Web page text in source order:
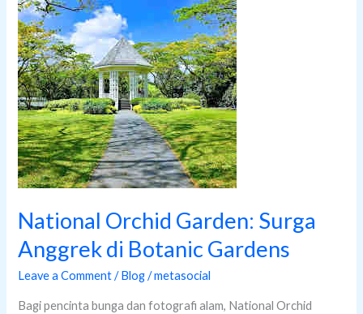
National Orchid Garden: Surga
Anggrek di Botanic Gardens
Leave a Comment / Blog/metasocial
Bagi pencinta bunga dan fotografi alam, National Orchid
Anggrek
di
Botanic
Gardens